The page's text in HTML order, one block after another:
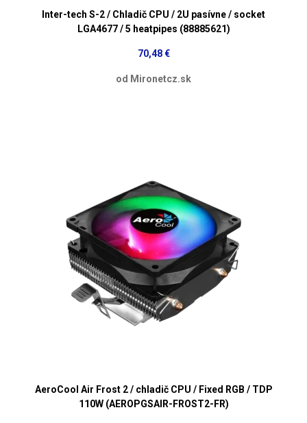
Inter-tech S-2 / Chladič CPU / 2U pasívne / socket
LGA4677 / 5 heatpipes (88885621)
70,48 €
od Mironetcz.sk
AeroCool Air Frost 2 / chladič CPU / Fixed RGB / TDP
110W (AEROPGSAIR-FROST2-FR)